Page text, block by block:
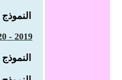
النموذج
2019 - 2020
النموذج 20